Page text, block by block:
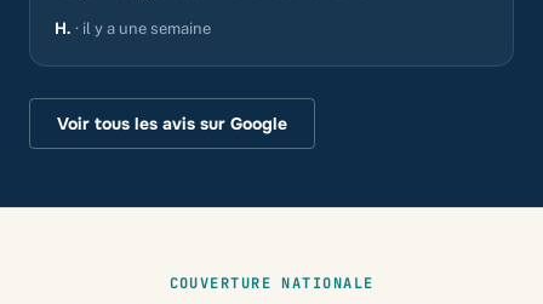
H. · il y a une semaine
Voir tous les avis sur Google
COUVERTURE NATIONALE